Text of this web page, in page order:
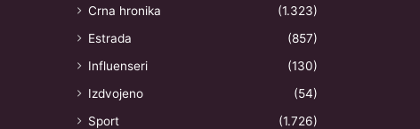
Crna hronika
(1.323)
Estrada
(857)
Influenseri
(130)
Izdvojeno
(54)
Sport
(1.726)